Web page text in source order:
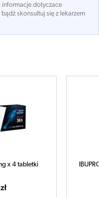
informacje dotyczace
skonsultuj się z lekarzem
x 40 kapsułek